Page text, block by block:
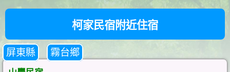
柯家民宿附近住宿
屏東縣 霧台鄉